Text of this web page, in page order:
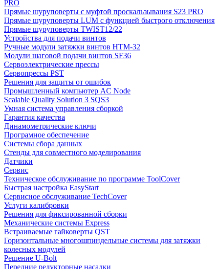
PRO
Прямые шуруповерты с муфтой проскальзывания S23 PRO
Прямые шуруповерты LUM с функцией быстрого отключения
Прямые шуруповерты TWIST12/22
Устройства для подачи винтов
Ручные модули затяжки винтов HTM-32
Модули шаговой подачи винтов SF36
Сервоэлектрические прессы
Сервопрессы PST
Решения для защиты от ошибок
Промышленный компьютер AC Node
Scalable Quality Solution 3 SQS3
Умная система управления сборкой
Гарантия качества
Динамометрические ключи
Програмное обеспечение
Системы сбора данных
Стенды для совместного моделирования
Датчики
Сервис
Техническое обслуживание по программе ToolCover
Быстрая настройка EasyStart
Cервисное обслуживание TechCover
Услуги калибровки
Решения для фиксированной сборки
Механические системы Express
Встраиваемые гайковерты QST
Горизонтальные многошпиндельные системы для затяжки
колесных модулей
Решение U-Bolt
Передние редукторные насадки